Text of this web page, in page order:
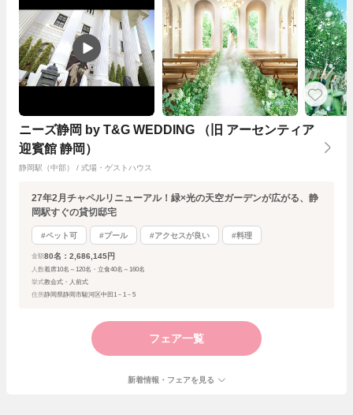
ニーズ静岡 by T&G WEDDING （旧 アーセンティア
迎賓館 静岡）
静岡駅（中部） / 式場・ゲストハウス
27年2月チャペルリニューアル！緑×光の天空ガーデンが広がる、静
岡駅すぐの貸切邸宅
#ペット可 #プール #アクセスが良い #料理
金額80名：2,686,145円
人数着席10名～120名・立食40名～160名
挙式教会式・人前式
住所静岡県静岡市駿河区中田1－1－5
フェア一覧
新着情報・フェアを見る